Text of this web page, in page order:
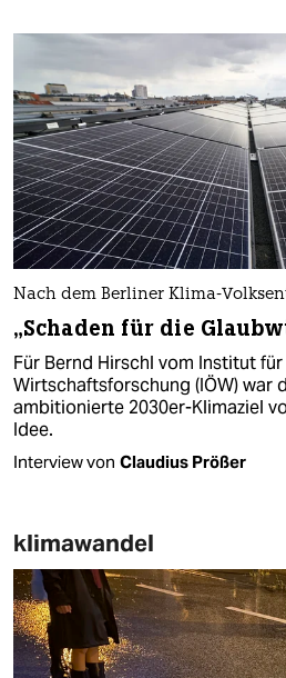
Nach dem Berliner Klima-
„Schaden für die
Für Bernd Hirschl vom Institut
Wirtschaftsforschung (IÖW) war
ambitionierte 2030er-Klimaziel
Idee.
Interview von Claudius Prößer
klimawandel